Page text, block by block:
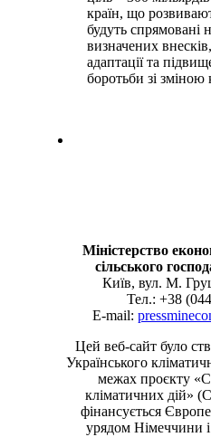
країн, що
будуть спрямовані
визначених
адаптації та
боротьби зі зміною
Міністерство
сільського
Київ, вул. М.
Тел.: +38
E-mail:
Цей веб-сайт було
Українського
межах проєкту
кліматичних дій»
фінансується
урядом Німеччини і